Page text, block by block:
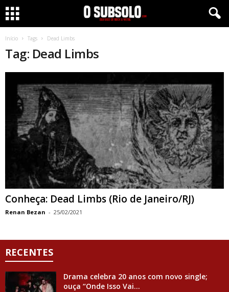
Início Tags Dead Limbs
Tag: Dead Limbs
Conheça: Dead Limbs (Rio de Janeiro/RJ)
Renan Bezan - 25/02/2021
RECENTES
Drama celebra 20 anos com novo single;
ouça “Onde Isso Vai...